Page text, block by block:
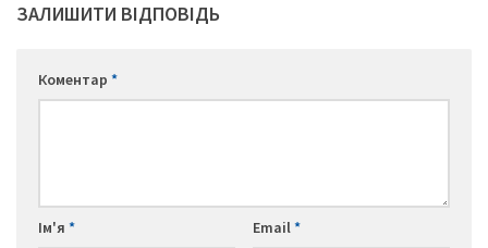
ЗАЛИШИТИ ВІДПОВІДЬ
Коментар *
Ім'я * Email*